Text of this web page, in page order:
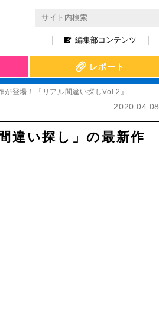
編集部コンテンツ
レポート
登場！『リアル間違い探しVol.2』
2020.04.08
違い探し」の最新作